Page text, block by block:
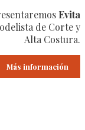
Evita
de Corte y
Alta Costura.
Más información